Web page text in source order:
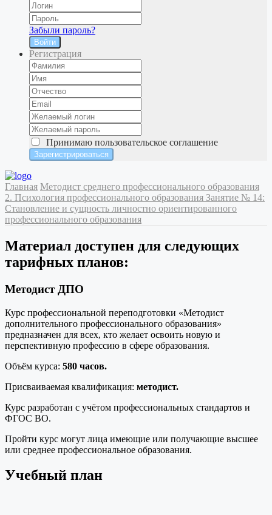
Забыли пароль?
Войти
Регистрация
Принимаю пользовательское соглашение
Главная Методист среднего профессионального образования
2. Психология профессионального образования Занятие № 14:
Становление и сущность личностно ориентированного
профессионального образования
Материал доступен для следующих
тарифных планов:
Методист ДПО
Курс профессиональной переподготовки «Методист
дополнительного профессионального образования»
предназначен для всех, кто желает освоить новую и
перспективную профессию в сфере образования.
Объём курса: 580 часов.
Присваиваемая квалификация: методист.
Курс разработан с учётом профессиональных стандартов и
ФГОС ВО.
Пройти курс могут лица имеющие или получающие высшее
или среднее профессиональное образования.
Учебный план